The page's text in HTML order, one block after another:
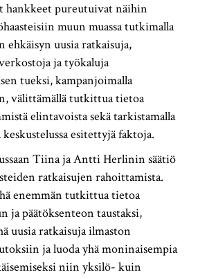
pureutuivat näihin
muun muassa tutkimalla
ehkäisyn uusia ratkaisuja,
ja työkaluja
tueksi, kampanjoimalla
välittämällä tutkittua tietoa
elintavoista sekä tarkistamalla
esitettyjä faktoja.
Tiina ja Antti Herlinin säätiö
ratkaisujen rahoittamista.
enemmän tutkittua tietoa
ja päätöksenteon taustaksi,
uusia ratkaisuja ilmaston
ja luoda yhä moninaisempia
niin yksilö- kuin